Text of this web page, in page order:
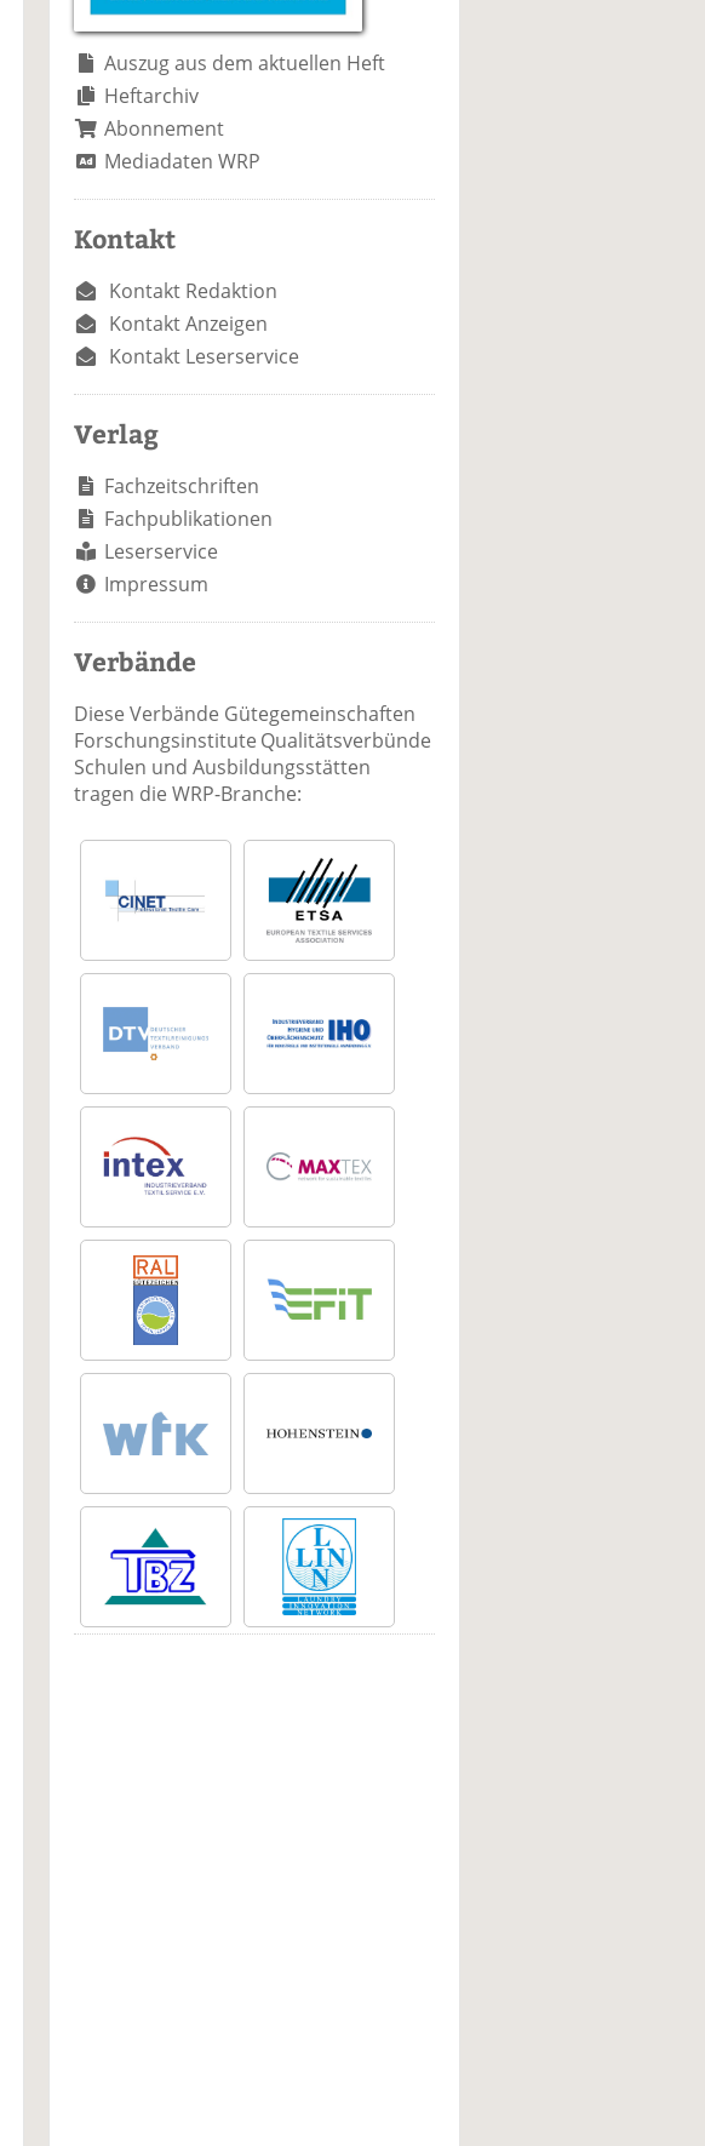
Auszug aus dem aktuellen Heft
Heftarchiv
Abonnement
Mediadaten WRP
Kontakt
Kontakt Redaktion
Kontakt Anzeigen
Kontakt Leserservice
Verlag
Fachzeitschriften
Fachpublikationen
Leserservice
Impressum
Verbände
Diese Verbände Gütegemeinschaften
Forschungsinstitute Qualitätsverbünde
Schulen und Ausbildungsstätten
tragen die WRP-Branche: